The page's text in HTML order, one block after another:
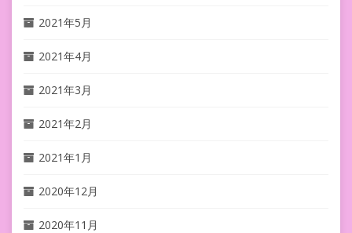
2021年5月
2021年4月
2021年3月
2021年2月
2021年1月
2020年12月
2020年11月